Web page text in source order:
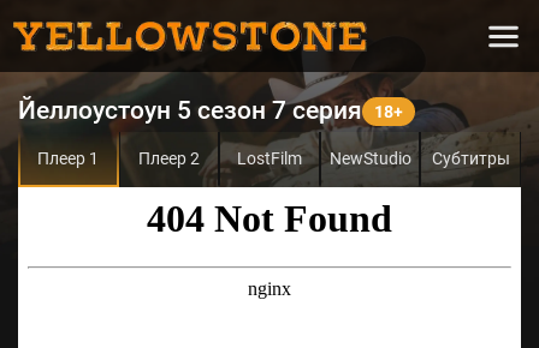
Йеллоустоун 5 сезон 7 серия
Плеер 1 Плеер 2 LostFilm NewStudio Субтитры